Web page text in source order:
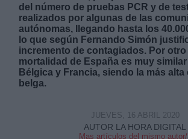
del número de pruebas PCR y de
realizados por algunas de las
autónomas, llegando hasta los
lo que según Fernando Simón
incremento de contagiados. Por otro
mortalidad de España es muy similar
Bélgica y Francia, siendo la más alta
belga.
AUTOR LA HORA DIGITAL
Mas artículos del mismo
JUEVES, 16 ABRIL 2020
link